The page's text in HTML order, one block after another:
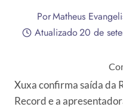
PorMatheus
Atualizado20 de
Xuxa confirma saída da
Record e a